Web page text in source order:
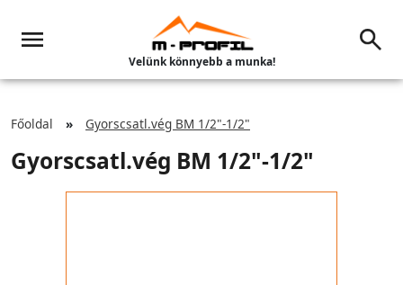
Velünk könnyebb a munka!
Főoldal Gyorscsatl.vég BM 1/2"-1/2"
Gyorscsatl.vég BM 1/2"-1/2"